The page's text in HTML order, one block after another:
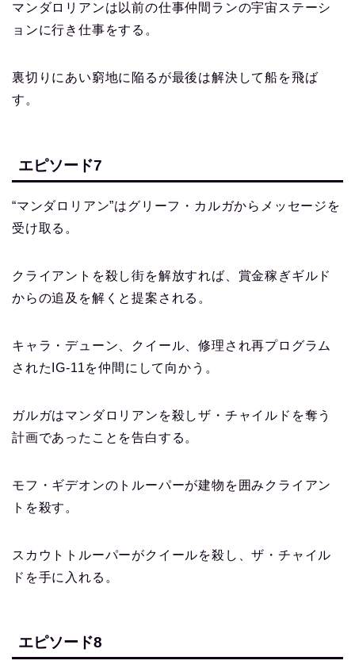
マンダロリアンは以前の仕事仲間ランの宇宙ステーシ
ョンに行き仕事をする。
裏切りにあい窮地に陥るが最後は解決して船を飛ば
す。
エピソード7
“マンダロリアン”はグリーフ・カルガからメッセージを
受け取る。
クライアントを殺し街を解放すれば、賞金稼ぎギルド
からの追及を解くと提案される。
キャラ・デューン、クイール、修理され再プログラム
されたIG-11を仲間にして向かう。
ガルガはマンダロリアンを殺しザ・チャイルドを奪う
計画であったことを告白する。
モフ・ギデオンのトルーパーが建物を囲みクライアン
トを殺す。
スカウトトルーパーがクイールを殺し、ザ・チャイル
ドを手に入れる。
エピソード8